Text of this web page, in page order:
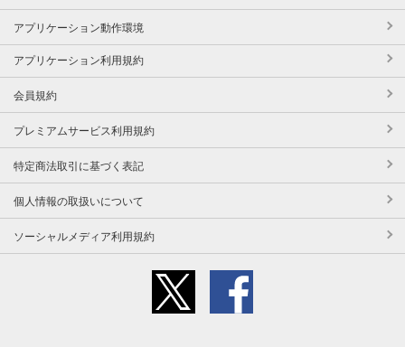
アプリケーション動作環境
アプリケーション利用規約
会員規約
プレミアムサービス利用規約
特定商法取引に基づく表記
個人情報の取扱いについて
ソーシャルメディア利用規約